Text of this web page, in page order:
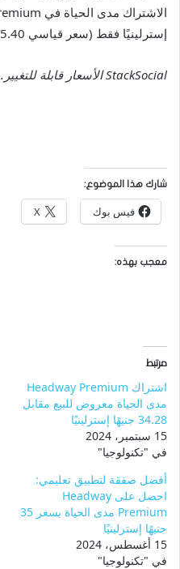
إسترلينيًا فقط (سعر قياسي 235.40 جنيهًا إسترلينيًا) – خصم 80%.
StackSocialالأسعار قابلة للتغيير.
شارك هذا الموضوع:
فيس بوك X
معجب بهذه:
مرتبط
اشتراك Headway Premium
مدى الحياة معروض للبيع مقابل
34.28 جنيهًا إسترلينيًا
15 سبتمبر، 2024
في "تكنولوجيا"
أفضل صفقة لتطبيق تعليمي:
احصل على Headway
Premium مدى الحياة بسعر 35
جنيهًا إسترلينيًا
15 أغسطس، 2024
في "تكنولوجيا"